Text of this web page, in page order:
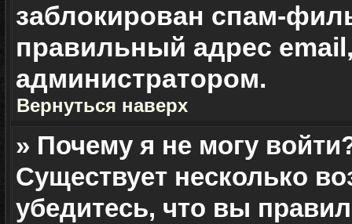
заблокирован спам-
правильный адрес
администратором.
Вернуться наверх
» Почему я не могу
Существует несколько
убедитесь, что вы